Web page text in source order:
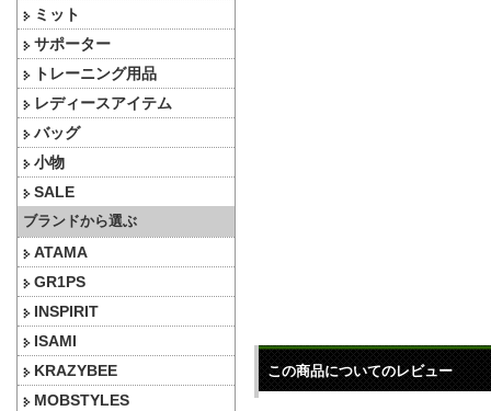
ミット
サポーター
トレーニング用品
レディースアイテム
バッグ
小物
SALE
ブランドから選ぶ
ATAMA
GR1PS
INSPIRIT
ISAMI
KRAZYBEE
MOBSTYLES
この商品についてのレビュー